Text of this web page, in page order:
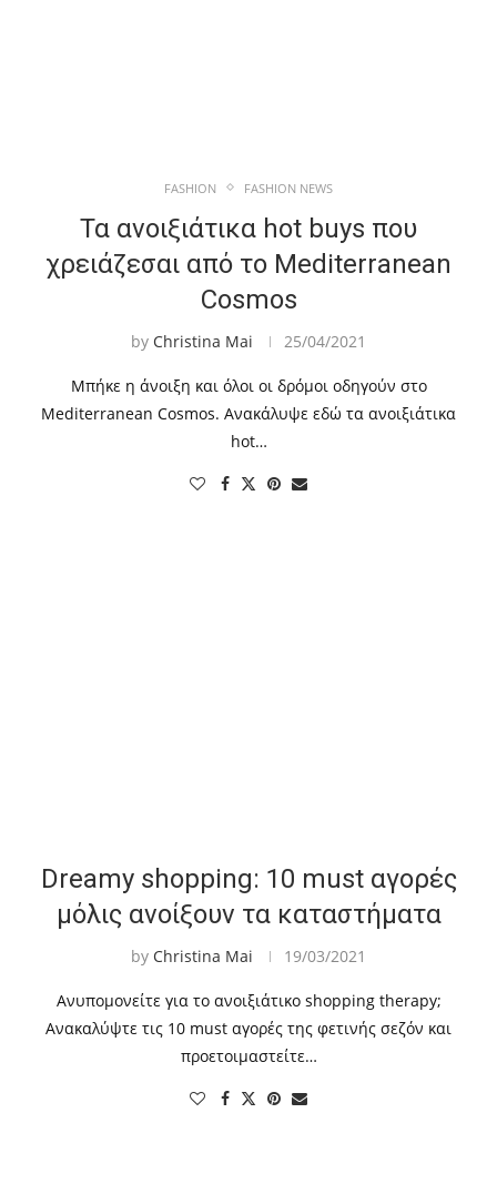
FASHION FASHION NEWS
Τα ανοιξιάτικα hot buys που
χρειάζεσαι από το Mediterranean
Cosmos
by Christina Mai 25/04/2021
Μπήκε η άνοιξη και όλοι οι δρόμοι οδηγούν στο
Mediterranean Cosmos. Ανακάλυψε εδώ τα ανοιξιάτικα
hot…
Dreamy shopping: 10 must αγορές
μόλις ανοίξουν τα καταστήματα
by Christina Mai 19/03/2021
Ανυπομονείτε για το ανοιξιάτικο shopping therapy;
Ανακαλύψτε τις 10 must αγορές της φετινής σεζόν και
προετοιμαστείτε…